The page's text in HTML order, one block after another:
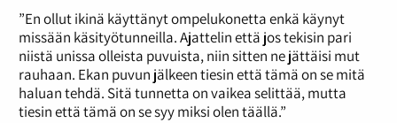
”En ollut ikinä käyttänyt ompelukonetta enkä käynyt
missään käsityötunneilla. Ajattelin että jos tekisin pari
niistä unissa olleista puvuista, niin sitten ne jättäisi mut
rauhaan. Ekan puvun jälkeen tiesin että tämä on se mitä
haluan tehdä. Sitä tunnetta on vaikea selittää, mutta
tiesin että tämä on se syy miksi olen täällä.”